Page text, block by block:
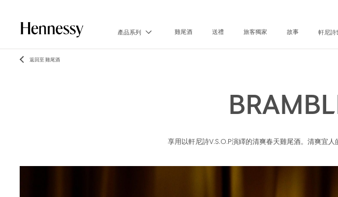
產品系列 雞尾酒 送禮 旅客獨家 故事 軒尼詩
返回至 雞尾酒
享用以軒尼詩V.S.O.P演繹的清爽春天雞尾酒。清爽宜